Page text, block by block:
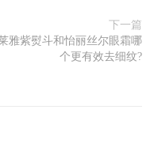
下一篇
雅紫熨斗和怡丽丝尔眼霜哪
个更有效去细纹?